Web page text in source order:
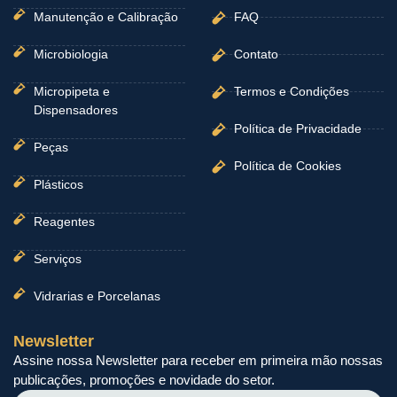
Manutenção e Calibração
Microbiologia
Micropipeta e
Dispensadores
Peças
Plásticos
Reagentes
Serviços
Vidrarias e Porcelanas
FAQ
Contato
Termos e Condições
Política de Privacidade
Política de Cookies
Newsletter
Assine nossa Newsletter para receber em primeira mão nossas
publicações, promoções e novidade do setor.